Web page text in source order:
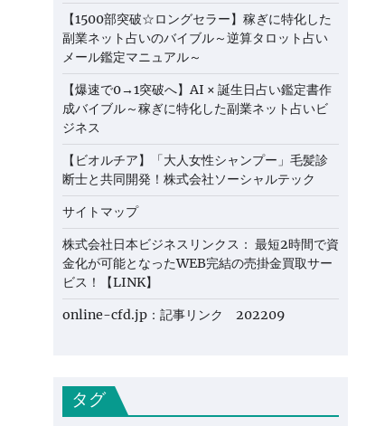
【1500部突破☆ロングセラー】稼ぎに特化した
副業ネット占いのバイブル～逆算タロット占い
メール鑑定マニュアル～
【爆速で0→1突破へ】AI × 誕生日占い鑑定書作
成バイブル～稼ぎに特化した副業ネット占いビ
ジネス
【ビオルチア】「大人女性シャンプー」毛髪診
断士と共同開発！株式会社ソーシャルテック
サイトマップ
株式会社日本ビジネスリンクス： 最短2時間で資
金化が可能となったWEB完結の売掛金買取サー
ビス！【LINK】
online-cfd.jp：記事リンク 202209
タグ